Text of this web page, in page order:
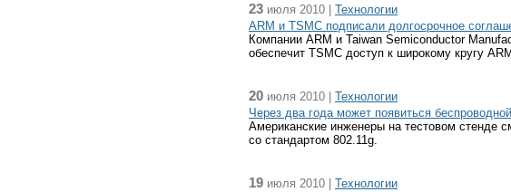
23 июля 2010 | Технологии
ARM и TSMC подписали долгосрочное
Компании ARM и Taiwan Semiconductor
обеспечит TSMC доступ к широкому кругу
20 июля 2010 | Технологии
Через два года может появиться
Американские инженеры на тестовом стенде
со стандартом 802.11g.
19 июля 2010 | Технологии